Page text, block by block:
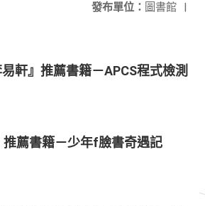
發布單位： 圖書館 |
軒』推薦書籍－APCS程式檢測
推薦書籍－少年f臉書奇遇記